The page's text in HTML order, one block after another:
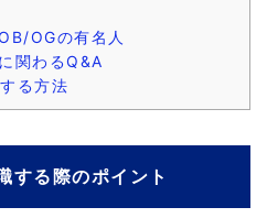
OGの有名人
関わるQ&A
る方法
する際のポイント